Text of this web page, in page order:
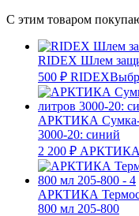
С этим товаром
RIDEX Шлем
500 ₽ RIDEX
АРКТИКА Сумка-
3000-20: синий
2 200 ₽ АРКТИКА
АРКТИКА Термос
800 мл 205-800